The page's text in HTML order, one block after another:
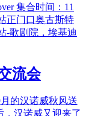
集合时间：11
正门口奥古斯特
-歌剧院，埃基迪
流会
的汉诺威秋风送
，汉诺威又迎来了